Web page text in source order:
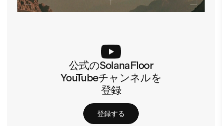
公式のSolanaFloor
YouTubeチャンネルを
登録
登録する